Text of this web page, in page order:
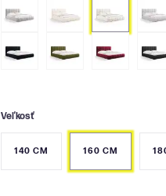
Veľkosť
140 CM 160 CM